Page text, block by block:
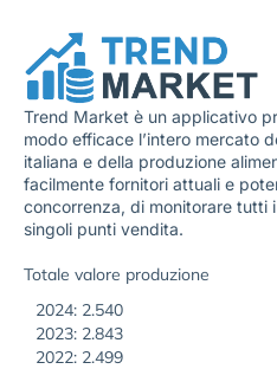
Trend Market è un applicativo
modo efficace l’intero mercato
italiana e della produzione
facilmente fornitori attuali e
concorrenza, di monitorare tutti
singoli punti vendita.
Totale valore produzione
2024: 2.540
2023: 2.843
2022: 2.499